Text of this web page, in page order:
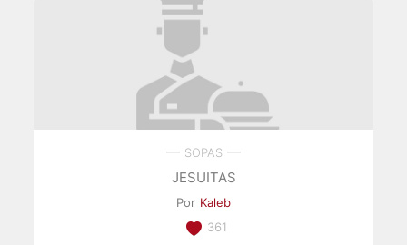
SOPAS
JESUITAS
Por Kaleb
361